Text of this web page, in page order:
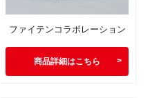
ファイテンコラボレーション
商品詳細はこちら